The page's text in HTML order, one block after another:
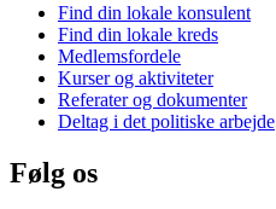
Find din lokale konsulent
Find din lokale kreds
Medlemsfordele
Kurser og aktiviteter
Referater og dokumenter
Deltag i det politiske arbejde
Følg os